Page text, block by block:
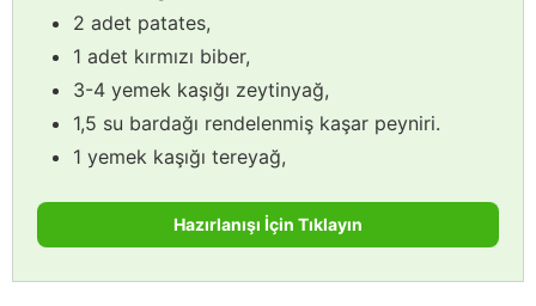
2 adet patates,
1 adet kırmızı biber,
3-4 yemek kaşığı zeytinyağ,
1,5 su bardağı rendelenmiş kaşar peyniri.
1 yemek kaşığı tereyağ,
Hazırlanışı İçin Tıklayın